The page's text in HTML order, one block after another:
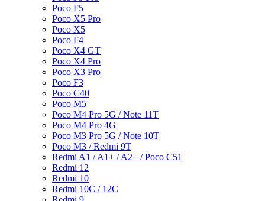
Poco F5
Poco X5 Pro
Poco X5
Poco F4
Poco X4 GT
Poco X4 Pro
Poco X3 Pro
Poco F3
Poco C40
Poco M5
Poco M4 Pro 5G / Note 11T
Poco M4 Pro 4G
Poco M3 Pro 5G / Note 10T
Poco M3 / Redmi 9T
Redmi A1 / A1+ / A2+ / Poco C51
Redmi 12
Redmi 10
Redmi 10C / 12C